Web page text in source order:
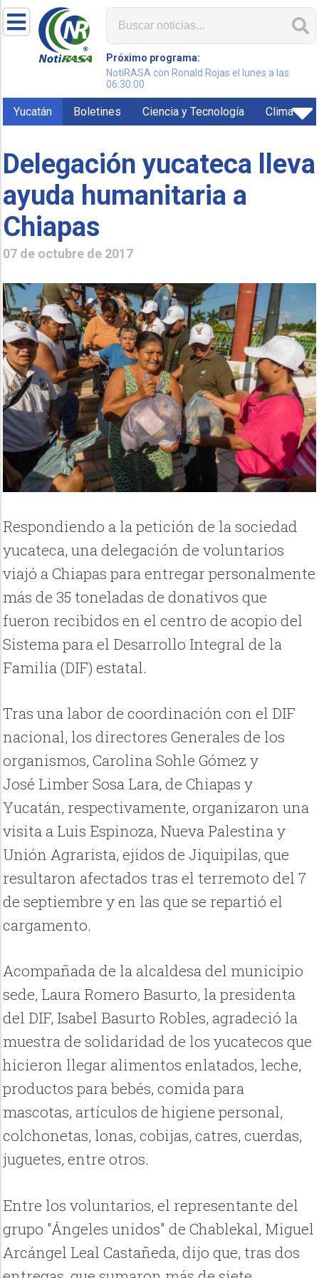
Próximo programa:
NotiRASA con Ronald Rojas el lunes a las
06:30:00
Yucatán Boletines Ciencia y Tecnología Clima
Delegación yucateca lleva
ayuda humanitaria a
Chiapas
07 de octubre de 2017
Respondiendo a la petición de la sociedad
yucateca, una delegación de voluntarios
viajó a Chiapas para entregar personalmente
más de 35 toneladas de donativos que
fueron recibidos en el centro de acopio del
Sistema para el Desarrollo Integral de la
Familia (DIF) estatal.
Tras una labor de coordinación con el DIF
nacional, los directores Generales de los
organismos, CarolinaSohle Gómez y
José LimberSosa Lara, de Chiapas y
Yucatán, respectivamente, organizaron una
visita a Luis Espinoza, Nueva Palestina y
Unión Agrarista, ejidos de Jiquipilas, que
resultaron afectados tras el terremoto del 7
de septiembre y en las que se repartió el
cargamento.
Acompañada de la alcaldesa del municipio
sede, Laura Romero Basurto, la presidenta
del DIF, Isabel Basurto Robles, agradeció la
muestra de solidaridad de los yucatecos que
hicieron llegar alimentos enlatados, leche,
productos para bebés, comida para
mascotas, artículos de higiene personal,
colchonetas, lonas, cobijas, catres, cuerdas,
juguetes, entre otros.
Entre los voluntarios, el representante del
grupo "Ángeles unidos" deChablekal, Miguel
Arcángel Leal Castañeda, dijo que, tras dos